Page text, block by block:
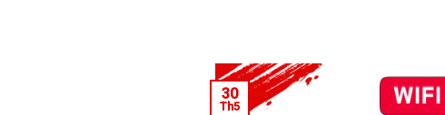
30
Th5